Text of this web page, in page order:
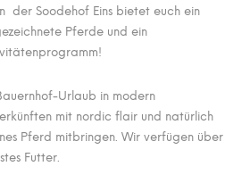
der Soodehof Eins bietet euch ein
Pferde und ein
Urlaub in modern
mit nordic flair und natürlich
Pferd mitbringen. Wir verfügen über
Futter.